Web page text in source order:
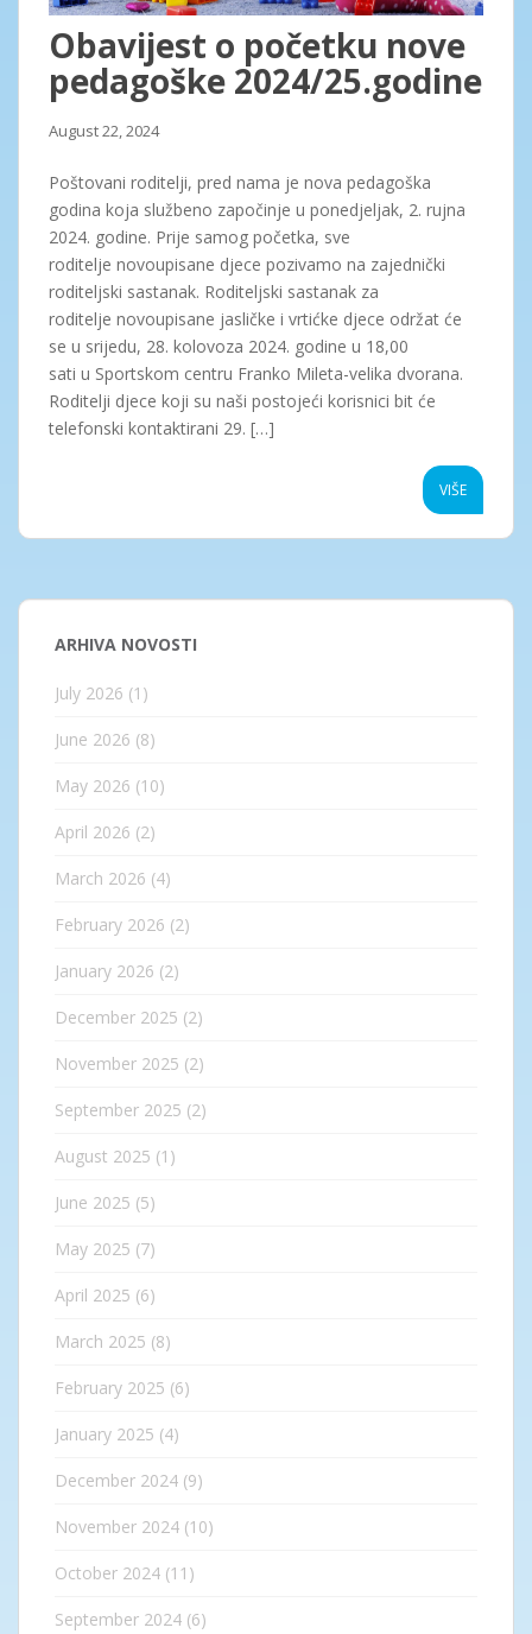
Obavijest o početku nove
pedagoške 2024/25.godine
August 22, 2024
Poštovani roditelji, pred nama je nova pedagoška
godina koja službeno započinje u ponedjeljak, 2. rujna
2024. godine. Prije samog početka, sve
roditelje novoupisane djece pozivamo na zajednički
roditeljski sastanak. Roditeljski sastanak za
roditelje novoupisane jasličke i vrtićke djece održat će
se u srijedu, 28. kolovoza 2024. godine u 18,00
sati u Sportskom centru Franko Mileta-velika dvorana.
Roditelji djece koji su naši postojeći korisnici bit će
telefonski kontaktirani 29. […]
VIŠE
ARHIVA NOVOSTI
July 2026 (1)
June 2026 (8)
May 2026 (10)
April 2026 (2)
March 2026 (4)
February 2026 (2)
January 2026 (2)
December 2025 (2)
November 2025 (2)
September 2025 (2)
August 2025 (1)
June 2025 (5)
May 2025 (7)
April 2025 (6)
March 2025 (8)
February 2025 (6)
January 2025 (4)
December 2024 (9)
November 2024 (10)
October 2024 (11)
September 2024 (6)